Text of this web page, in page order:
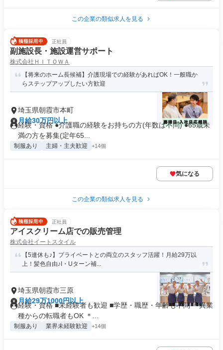
この企業の類似求人を見る
正社員
副施設長・施設運営サポート
株式会社ＨＩＴＯＷＡ
【将来のホーム長候補】介護現場での経験があればOK！一般職か
らステップアップしたい方歓迎
埼玉県朝霞市本町
月給30万円以上
経験・資格 ●介護職の経験をお持ちの方(年数は不問) ●65歳未
満の方を募集(定年65...
制服あり 主婦・主夫歓迎 +14個
気になる
この企業の類似求人を見る
正社員
アイスクリーム店での販売管理
株式会社イートスタイル
【5連休も♪】プライベートとの両立のスタッフ活躍！月給29万以
上！髪色自由♪I・Uターン補...
埼玉県朝霞市三原
月給29万1000円以上
経験・資格 ■未経験者も歓迎 ■学歴・職歴・年齢も不問 ＊異業
種からの転職者もOK ＊...
制服あり 業界未経験歓迎 +14個